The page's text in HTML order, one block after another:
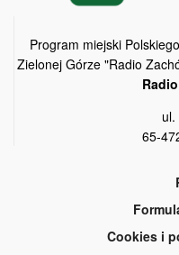
Program miejski
Zielonej Górze "Radio
ul.
65-
Cookies i